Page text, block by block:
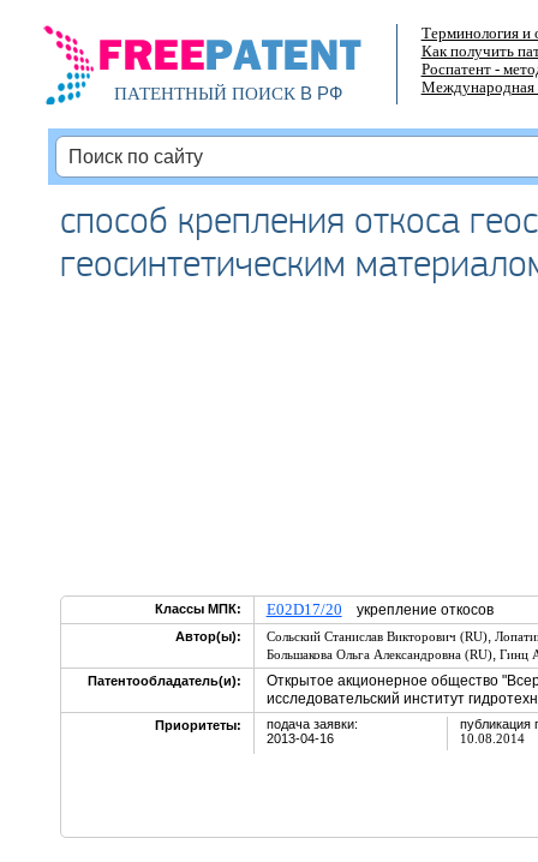
ПАТЕНТНЫЙ ПОИСКВ РФ
Терминология и
Как получить
Роспатент -
Международная
способ крепления откоса
геосинтетическим
Классы МПК: E02D17/20 укрепление откосов
Автор(ы): Сольский Станислав Викторович (RU),
Большакова Ольга Александровна (RU), Гинц
Патентообладатель(и):
Открытое акционерное общество
исследовательский институт
Приоритеты:
подача заявки:
2013-04-16
публикация
10.08.2014